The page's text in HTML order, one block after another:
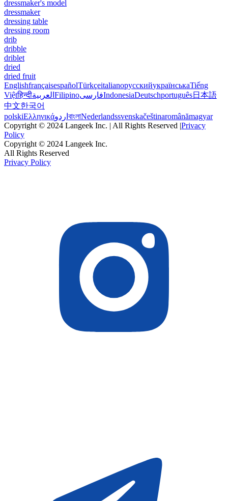
dressmaker's model
dressmaker
dressing table
dressing room
drib
dribble
driblet
dried
dried fruit
EnglishfrançaisespañolTürkçeitalianoрусскийукраїнськаTiếng
Việtहिन्दीالعربية FilipinoفارسیIndonesiaDeutschportuguês日本語
中文한국어
polskiΕλληνικάاردو বাংলাNederlandssvenskačeštinaromânămagyar
Copyright © 2024 Langeek Inc. | All Rights Reserved |Privacy
Policy
Copyright © 2024 Langeek Inc.
All Rights Reserved
Privacy Policy